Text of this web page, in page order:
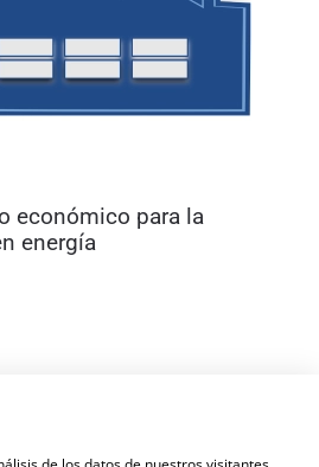
económico para la
energía